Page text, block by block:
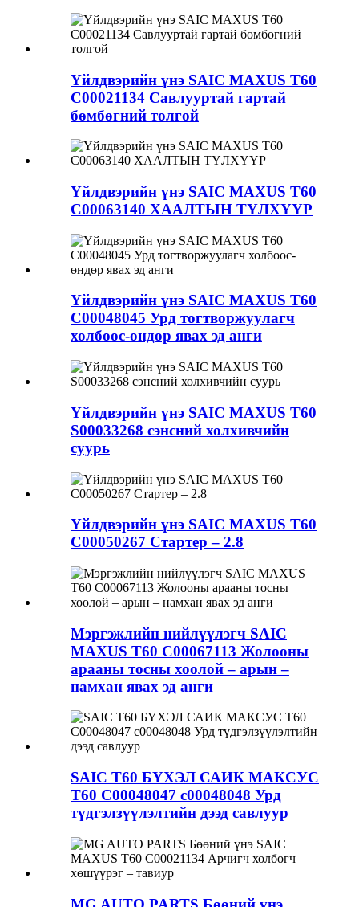
Үйлдвэрийн үнэ SAIC MAXUS T60
C00021134 Савлууртай гартай
бөмбөгний толгой
Үйлдвэрийн үнэ SAIC MAXUS T60
C00063140 ХААЛТЫН ТҮЛХҮҮР
Үйлдвэрийн үнэ SAIC MAXUS T60
C00048045 Урд тогтворжуулагч
холбоос-өндөр явах эд анги
Үйлдвэрийн үнэ SAIC MAXUS T60
S00033268 сэнсний холхивчийн
суурь
Үйлдвэрийн үнэ SAIC MAXUS T60
C00050267 Стартер – 2.8
Мэргэжлийн нийлүүлэгч SAIC
MAXUS T60 C00067113 Жолооны
арааны тосны хоолой – арын –
намхан явах эд анги
SAIC T60 БҮХЭЛ САИК МАКСУС
T60 C00048047 c00048048 Урд
түдгэлзүүлэлтийн дээд савлуур